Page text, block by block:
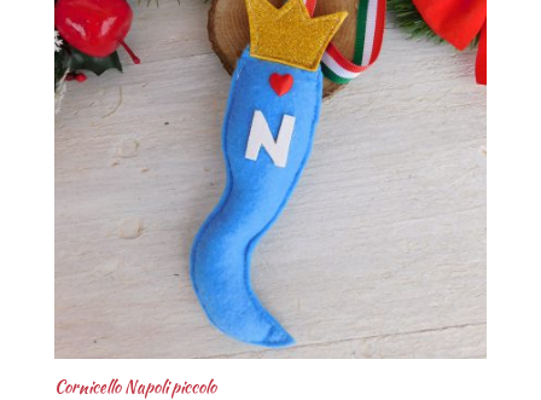
Cornicello Napoli piccolo